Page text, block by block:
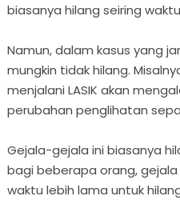
biasanya hilang seiring
Namun, dalam kasus yang
mungkin tidak hilang.
menjalani LASIK akan
perubahan penglihatan
Gejala-gejala ini biasanya
bagi beberapa orang,
waktu lebih lama untuk